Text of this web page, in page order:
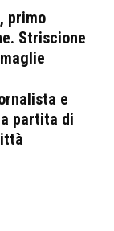
primo
Striscione
e
partita di